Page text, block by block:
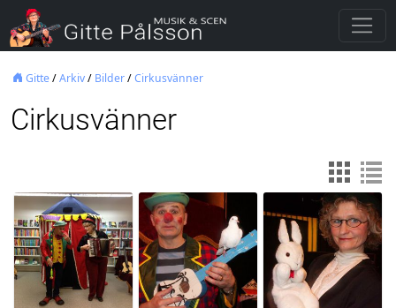
Gitte/Arkiv/ Bilder/Cirkusvänner
Cirkusvänner